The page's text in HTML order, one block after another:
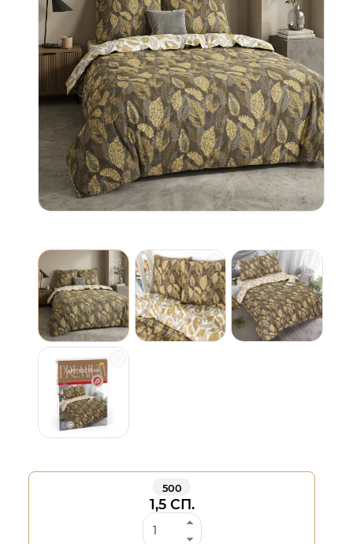
500
1,5 СП.